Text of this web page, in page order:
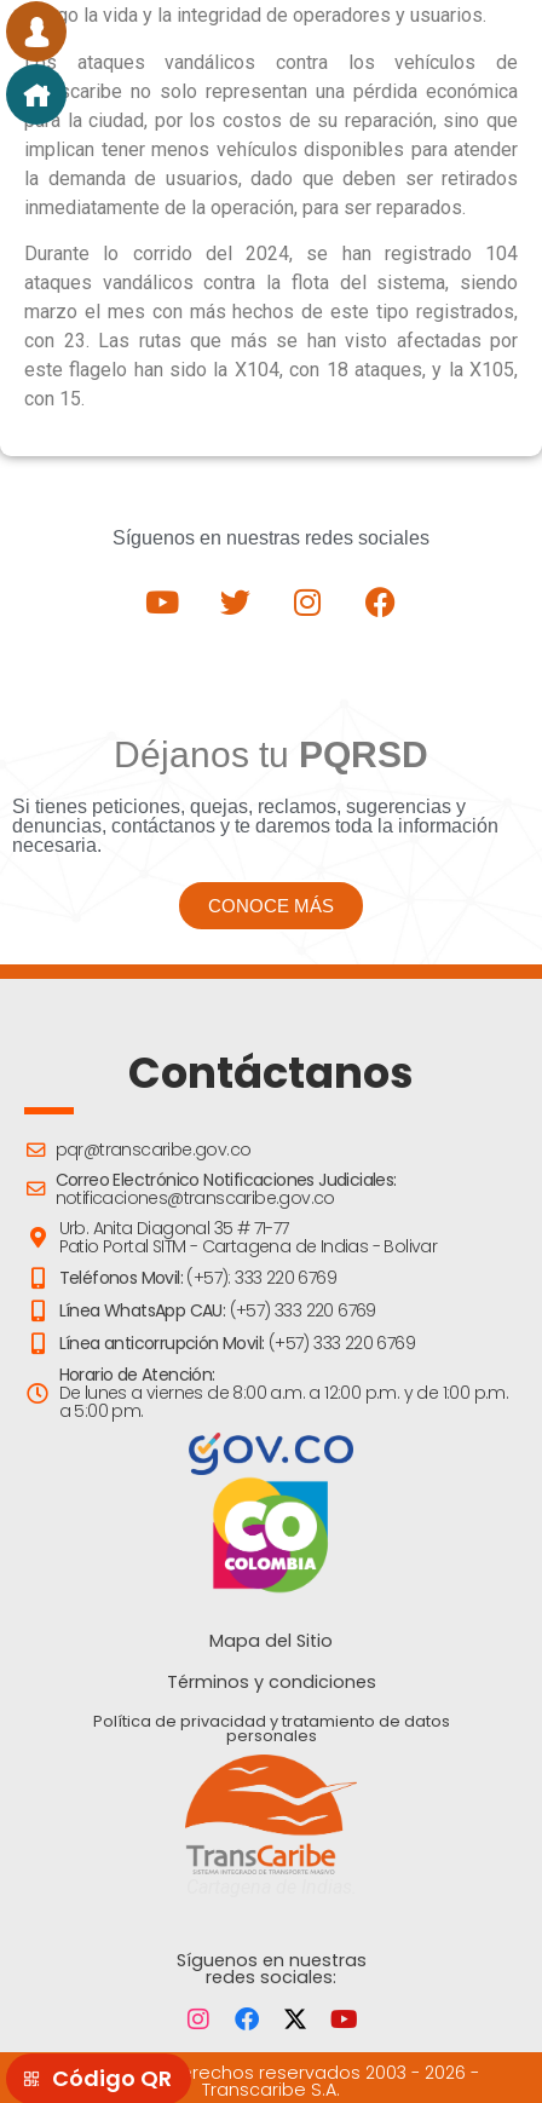
riesgo la vida y la integridad de operadores y usuarios.
Los ataques vandálicos contra los vehículos de
Transcaribe no solo representan una pérdida económica
para la ciudad, por los costos de su reparación, sino que
implican tener menos vehículos disponibles para atender
la demanda de usuarios, dado que deben ser retirados
inmediatamente de la operación, para ser reparados.
Durante lo corrido del 2024, se han registrado 104
ataques vandálicos contra la flota del sistema, siendo
marzo el mes con más hechos de este tipo registrados,
con 23. Las rutas que más se han visto afectadas por
este flagelo han sido la X104, con 18 ataques, y la X105,
con 15.
Síguenos en nuestras redes sociales
Déjanos tu PQRSD
Si tienes peticiones, quejas, reclamos, sugerencias y
denuncias, contáctanos y te daremos toda la información
necesaria.
CONOCE MÁS
Contáctanos
pqr@transcaribe.gov.co
Correo Electrónico Notificaciones Judiciales:
notificaciones@transcaribe.gov.co
Urb. Anita Diagonal 35 # 71-77
Patio Portal SITM - Cartagena de Indias - Bolivar
Teléfonos Movil: (+57): 333 220 6769
Línea WhatsApp CAU: (+57) 333 220 6769
Línea anticorrupción Movil: (+57) 333 220 6769
Horario de Atención:
De lunes a viernes de 8:00 a.m. a 12:00 p.m. y de 1:00 p.m.
a 5:00 pm.
Mapa del Sitio
Términos y condiciones
Política de privacidad y tratamiento de datos
personales
Síguenos en nuestras
redes sociales:
©Todos los derechos reservados 2003 - 2026 -
Transcaribe S.A.